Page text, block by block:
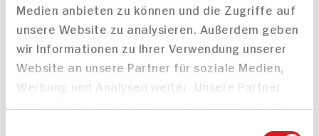
Medien anbieten zu können und die Zugriffe auf
unsere Website zu analysieren. Außerdem geben
wir Informationen zu Ihrer Verwendung unserer
Website an unsere Partner für soziale Medien,
Werbung und Analysen weiter. Unsere Partner
Mehr Informationen in unserem FAQ
kontakt
hit.de
Wir beantworten gerne Ihre Fragen
Montag - Donnerstag: 9 bis 16 Uhr
Freitags: 9 bis 13 Uhr
Folgen Sie uns auf TikTok